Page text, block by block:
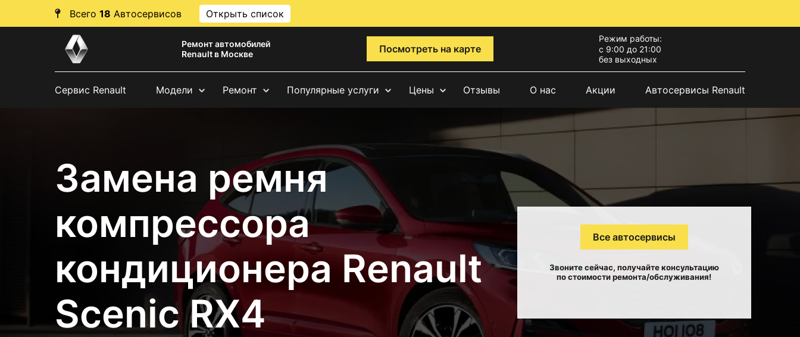
Всего 18 Автосервисов Открыть список
Ремонт автомобилей
Renault в Москве
Посмотреть на карте
Режим работы:
с 9:00 до 21:00
без выходных
Сервис Renault Модели Ремонт Популярные услуги Цены Отзывы О нас Акции Автосервисы Renault
Замена ремня
компрессора
кондиционера Renault
Scenic RX4
Все автосервисы
Звоните сейчас, получайте консультацию
по стоимости ремонта/обслуживания!